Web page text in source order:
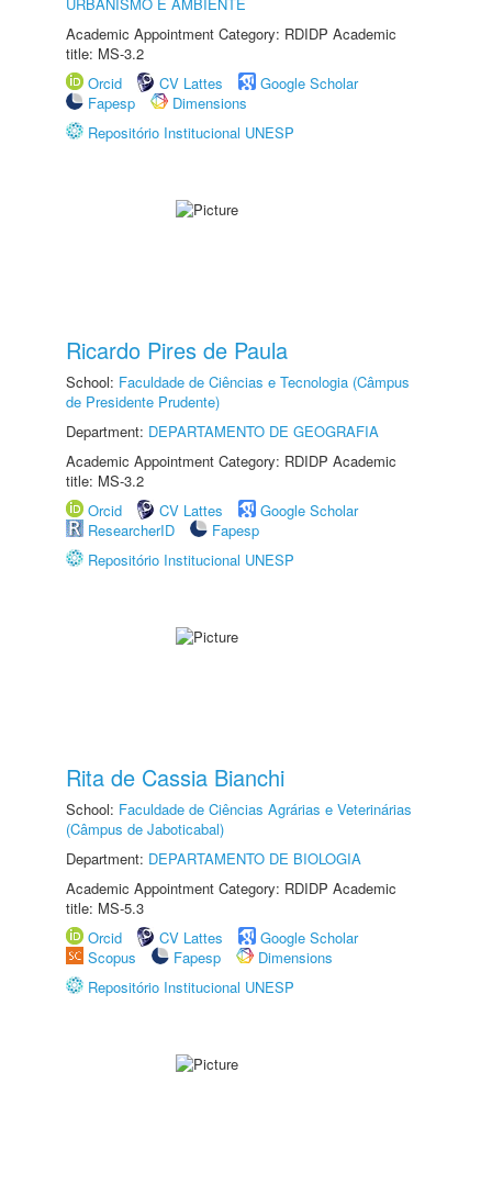
Academic Appointment Category: RDIDP Academic
title: MS-3.2
Orcid
CV Lattes
Google Scholar
Fapesp
Dimensions
Repositório Institucional UNESP
Ricardo Pires de Paula
School: Faculdade de Ciências e Tecnologia (Câmpus
de Presidente Prudente)
Department: DEPARTAMENTO DE GEOGRAFIA
Academic Appointment Category: RDIDP Academic
title: MS-3.2
Orcid
CV Lattes
Google Scholar
ResearcherID
Fapesp
Repositório Institucional UNESP
Rita de Cassia Bianchi
School: Faculdade de Ciências Agrárias e Veterinárias
(Câmpus de Jaboticabal)
Department: DEPARTAMENTO DE BIOLOGIA
Academic Appointment Category: RDIDP Academic
title: MS-5.3
Orcid
CV Lattes
Google Scholar
Scopus
Fapesp
Dimensions
Repositório Institucional UNESP